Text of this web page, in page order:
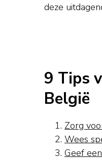
deze
9 Tips
België
Zorg
Wees
Geef